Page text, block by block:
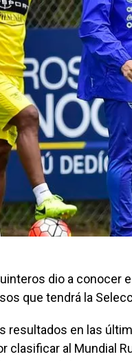
dio a conocer
que tendrá la
resultados en las
clasificar al Mundial